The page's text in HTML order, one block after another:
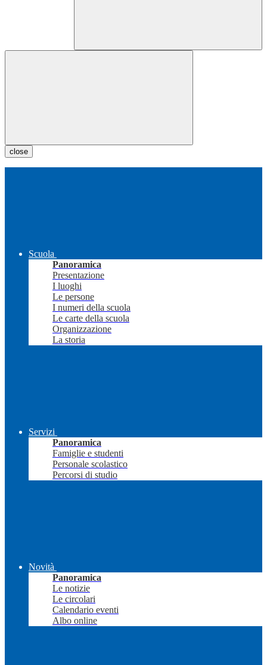
close
Scuola
Panoramica
Presentazione
I luoghi
Le persone
I numeri della scuola
Le carte della scuola
Organizzazione
La storia
Servizi
Panoramica
Famiglie e studenti
Personale scolastico
Percorsi di studio
Novità
Panoramica
Le notizie
Le circolari
Calendario eventi
Albo online